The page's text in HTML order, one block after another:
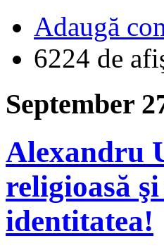
Adaugă
6224 de
September
Alexandru
religioasă
identitatea!